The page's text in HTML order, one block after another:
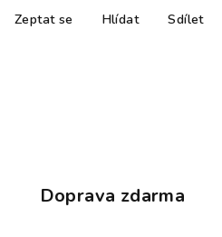
Zeptat se Hlídat Sdílet
Doprava zdarma